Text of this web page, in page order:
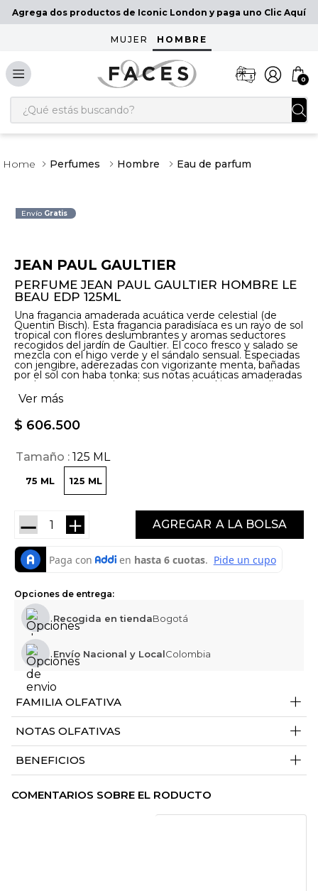
Agrega dos productos de Iconic London y paga uno Clic Aquí
MUJER HOMBRE
0
¿Qué estás buscando?
Perfumes Hombre Eau de parfum
Envío Gratis
JEAN PAUL GAULTIER
PERFUME JEAN PAUL GAULTIER HOMBRE LE
BEAU EDP 125ML
Una fragancia amaderada acuática verde celestial (de
Quentin Bisch). Esta fragancia paradisíaca es un rayo de sol
tropical con flores deslumbrantes y aromas seductores
recogidos del jardín de Gaultier. El coco fresco y salado se
mezcla con el higo verde y el sándalo sensual. Especiadas
con jengibre, aderezadas con vigorizante menta, bañadas
por el sol con haba tonka: sus notas acuáticas amaderadas
verdes son tan apasionadas como el espíritu masculino
que las lleva.
Ver más
$ 606.500
Tamaño 125 ML
125 ML
75 ML
＋
－ AGREGAR
Opciones de entrega:
Recogida en tiendaBogotá
Envío Nacional y LocalColombia
FAMILIA OLFATIVA +
NOTAS OLFATIVAS +
BENEFICIOS +
COMENTARIOS SOBRE EL RODUCTO